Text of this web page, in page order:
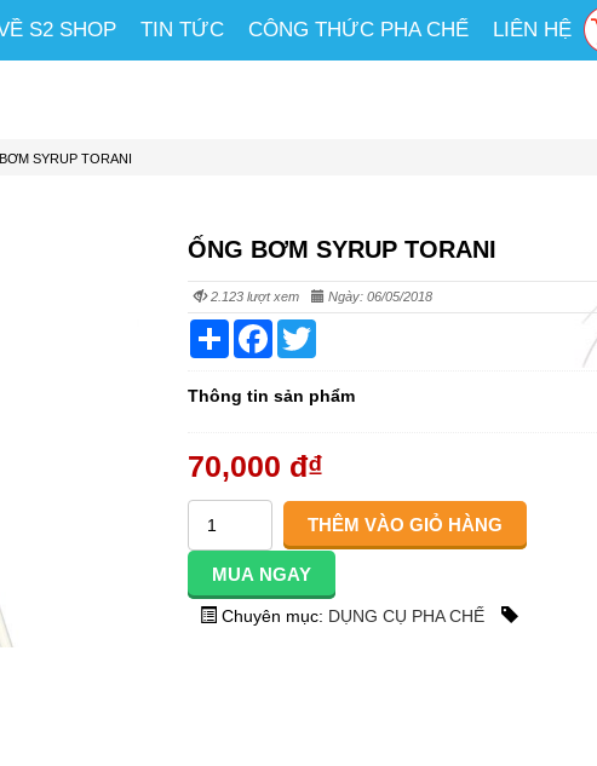
S2 SHOP TIN TỨC CÔNG THỨC PHA CHẾ LIÊN HỆ
SYRUP TORANI
ỐNG BƠM SYRUP TORANI
2.123 lượt xem Ngày: 06/05/2018
Share Facebook
Thông tin sản phẩm
70,000 đ₫
Chuyên mục: DỤNG CỤ PHA CHẾ